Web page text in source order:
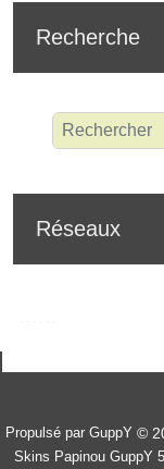
Recherche
Réseaux
Propulsé par GuppY ©
Skins Papinou GuppY